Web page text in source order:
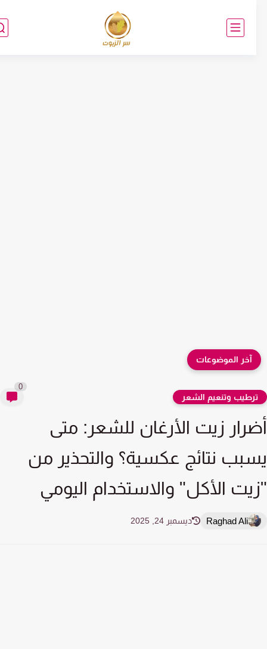
آخر الموضوعات
وتنعيم الشعر
زيت الأرغان للشعر: متى
نتائج عكسية؟ والتحذير من
الأكل" والاستخدام اليومي
Raghad Ali ديسمبر 24, 2025